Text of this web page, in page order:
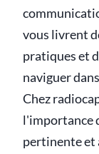
vous livrent
pratiques et
naviguer
Chez
l'importance
pertinente et